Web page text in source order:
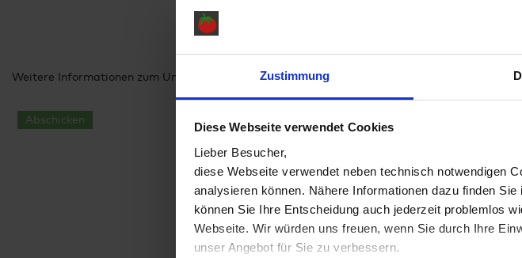
Zustimmung
Diese Webseite verwendet Cookies
Lieber Besucher,
diese Webseite verwendet neben technisch notwendigen
analysieren können. Nähere Informationen dazu finden
können Sie Ihre Entscheidung auch jederzeit problemlos
Webseite. Wir würden uns freuen, wenn Sie durch Ihre
unser Angebot für Sie zu verbessern.
Weitere Informationen zum Umgang mit Ihren Daten finden Sie in unserer
Abschicken